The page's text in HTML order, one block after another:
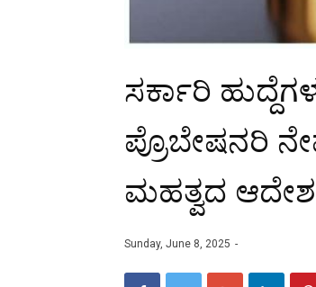
ಸರ್ಕಾರಿ
ಪ್ರೊಬೇಷನರಿ
ಮಹತ್ವದ ಆದೇಶ
Sunday, June 8, 2025